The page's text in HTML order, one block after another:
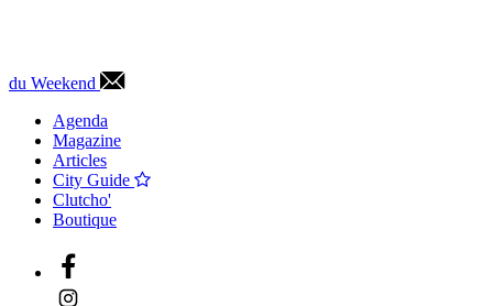
du Weekend
Agenda
Magazine
Articles
City Guide
Clutcho'
Boutique